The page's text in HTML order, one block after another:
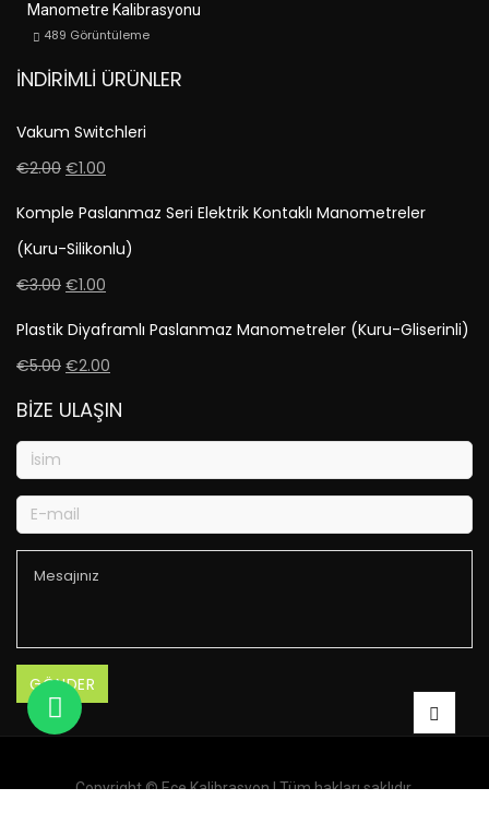
Manometre Kalibrasyonu
489 Görüntüleme
İNDIRIMLI ÜRÜNLER
Vakum Switchleri
€2.00 €1.00
Komple Paslanmaz Seri Elektrik Kontaklı Manometreler
(Kuru-Silikonlu)
€3.00 €1.00
Plastik Diyaframlı Paslanmaz Manometreler (Kuru-Gliserinli)
€5.00 €2.00
BIZE ULAŞIN
Copyright ©Ece Kalibrasyon| Tüm hakları saklıdır.